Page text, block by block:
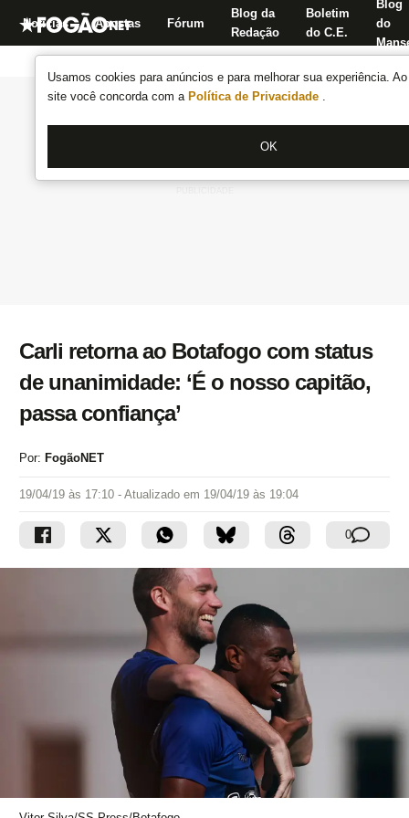
Usamos cookies para anúncios e para melhorar sua experiência.
site você concorda com a Política de Privacidade .
OK
Notícias Apostas Fórum
Blog da
Redação
Boletim
do C.E.
Blog
do
Carli retorna ao Botafogo com status
de unanimidade: ‘É o nosso capitão,
passa confiança’
Por: FogãoNET
19/04/19 às 17:10 - Atualizado em 19/04/19 às 19:04
0